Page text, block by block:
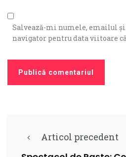
Salvează-mi numele, emailul și
navigator pentru data viitoare
Articol precedent